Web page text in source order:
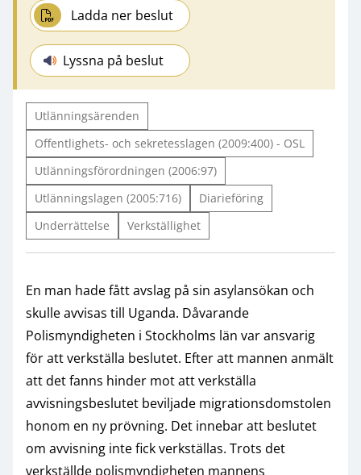
Ladda ner beslut
Lyssna på beslut
Utlänningsärenden
Offentlighets- och sekretesslagen (2009:400) - OSL
Utlänningsförordningen (2006:97)
Utlänningslagen (2005:716)
Diarieföring
Underrättelse
Verkställighet
En man hade fått avslag på sin asylansökan och
skulle avvisas till Uganda. Dåvarande
Polismyndigheten i Stockholms län var ansvarig
för att verkställa beslutet. Efter att mannen anmält
att det fanns hinder mot att verkställa
avvisningsbeslutet beviljade migrationsdomstolen
honom en ny prövning. Det innebar att beslutet
om avvisning inte fick verkställas. Trots det
verkställde polismyndigheten mannens